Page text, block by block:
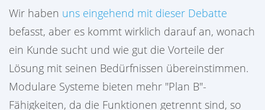
Wir haben uns eingehend mit dieser Debatte
befasst, aber es kommt wirklich darauf an, wonach
ein Kunde sucht und wie gut die Vorteile der
Lösung mit seinen Bedürfnissen übereinstimmen.
Modulare Systeme bieten mehr "Plan B"-
Fähigkeiten, da die Funktionen getrennt sind, so